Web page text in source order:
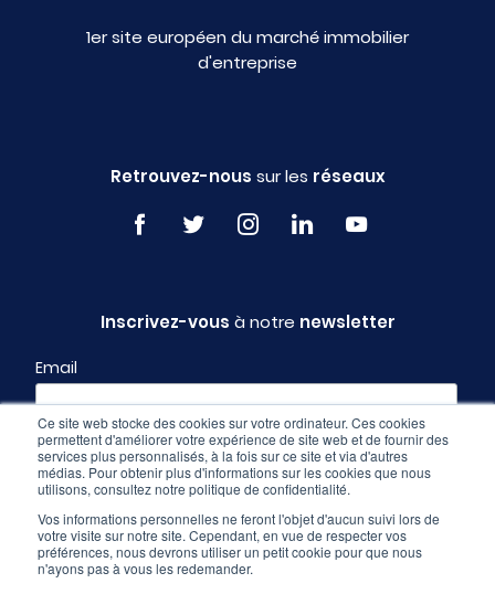
Ce site web stocke des cookies sur votre ordinateur. Ces cookies
permettent d'améliorer votre expérience de site web et de fournir des
services plus personnalisés, à la fois sur ce site et via d'autres
médias. Pour obtenir plus d'informations sur les cookies que nous
utilisons, consultez notre politique de confidentialité.
Vos informations personnelles ne feront l'objet d'aucun suivi lors de
votre visite sur notre site. Cependant, en vue de respecter vos
préférences, nous devrons utiliser un petit cookie pour que nous
n'ayons pas à vous les redemander.
1er site européen du marché immobilier
d'entreprise
Retrouvez-nous sur les réseaux
Inscrivez-vous à notre newsletter
Email
Profil